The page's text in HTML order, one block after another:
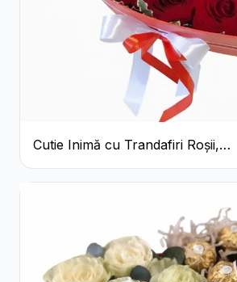
Cutie Inimă cu Trandafiri Roșii,
Crizanteme Albe și Bomboane
Raffaello